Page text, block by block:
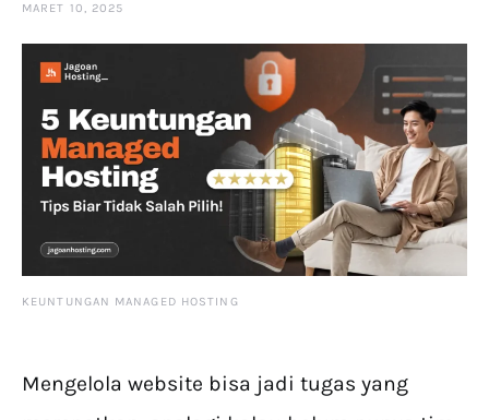
MARET 10, 2025
KEUNTUNGAN MANAGED HOSTING
Mengelola website bisa jadi tugas yang